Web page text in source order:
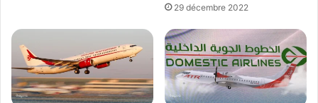
29 décembre 2022